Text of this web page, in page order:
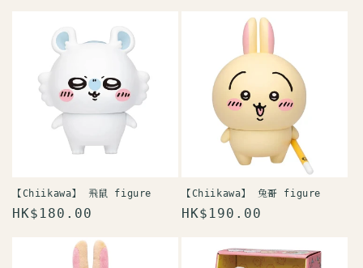
【Chiikawa】 飛鼠 figure
定
HK$180.00
【Chiikawa】 兔哥 figure
定
HK$190.00